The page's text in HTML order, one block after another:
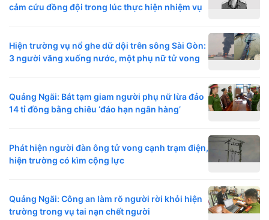
cảm cứu đồng đội trong lúc thực hiện nhiệm vụ
Hiện trường vụ nổ ghe dữ dội trên sông Sài Gòn:
3 người văng xuống nước, một phụ nữ tử vong
Quảng Ngãi: Bắt tạm giam người phụ nữ lừa đảo
14 tỉ đồng bằng chiêu ‘đáo hạn ngân hàng’
Phát hiện người đàn ông tử vong cạnh trạm điện,
hiện trường có kìm cộng lực
Quảng Ngãi: Công an làm rõ người rời khỏi hiện
trường trong vụ tai nạn chết người